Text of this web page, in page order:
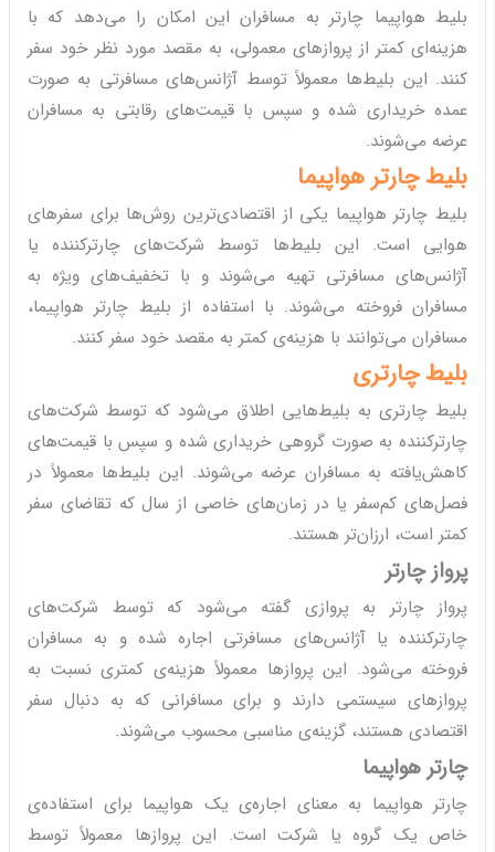
بلیط هواپیما چارتر به مسافران این امکان را می‌دهد که با
هزینه‌ای کمتر از پروازهای معمولی، به مقصد مورد نظر خود سفر
کنند. این بلیط‌ها معمولاً توسط آژانس‌های مسافرتی به صورت
عمده خریداری شده و سپس با قیمت‌های رقابتی به مسافران
عرضه می‌شوند.
بلیط چارتر هواپیما
بلیط چارتر هواپیما یکی از اقتصادی‌ترین روش‌ها برای سفرهای
هوایی است. این بلیط‌ها توسط شرکت‌های چارترکننده یا
آژانس‌های مسافرتی تهیه می‌شوند و با تخفیف‌های ویژه به
مسافران فروخته می‌شوند. با استفاده از بلیط چارتر هواپیما،
مسافران می‌توانند با هزینه‌ی کمتر به مقصد خود سفر کنند.
بلیط چارتری
بلیط چارتری به بلیط‌هایی اطلاق می‌شود که توسط شرکت‌های
چارترکننده به صورت گروهی خریداری شده و سپس با قیمت‌های
کاهش‌یافته به مسافران عرضه می‌شوند. این بلیط‌ها معمولاً در
فصل‌های کم‌سفر یا در زمان‌های خاصی از سال که تقاضای سفر
کمتر است، ارزان‌تر هستند.
پرواز چارتر
پرواز چارتر به پروازی گفته می‌شود که توسط شرکت‌های
چارترکننده یا آژانس‌های مسافرتی اجاره شده و به مسافران
فروخته می‌شود. این پروازها معمولاً هزینه‌ی کمتری نسبت به
پروازهای سیستمی دارند و برای مسافرانی که به دنبال سفر
اقتصادی هستند، گزینه‌ی مناسبی محسوب می‌شوند.
چارتر هواپیما
چارتر هواپیما به معنای اجاره‌ی یک هواپیما برای استفاده‌ی
خاص یک گروه یا شرکت است. این پروازها معمولاً توسط